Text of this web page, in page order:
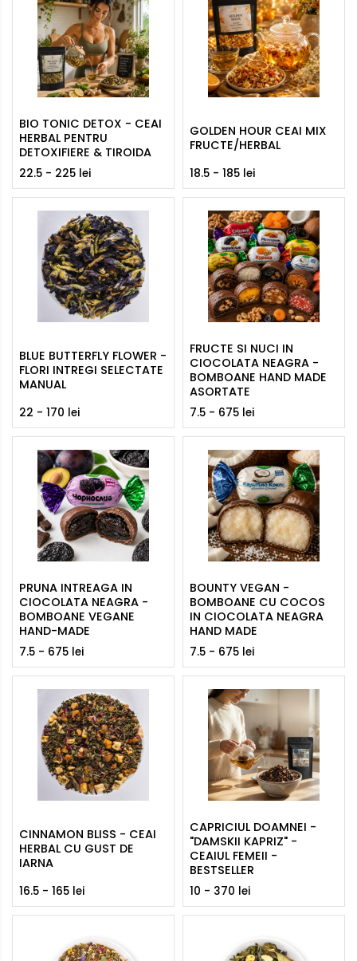
BIO TONIC DETOX - CEAI
HERBAL PENTRU
DETOXIFIERE & TIROIDA
22.5 - 225 lei
GOLDEN HOUR CEAI MIX
FRUCTE/HERBAL
18.5 - 185 lei
BLUE BUTTERFLY FLOWER -
FLORI INTREGI SELECTATE
MANUAL
22 - 170 lei
FRUCTE SI NUCI IN
CIOCOLATA NEAGRA -
BOMBOANE HAND MADE
ASORTATE
7.5 - 675 lei
PRUNA INTREAGA IN
CIOCOLATA NEAGRA -
BOMBOANE VEGANE
HAND-MADE
7.5 - 675 lei
BOUNTY VEGAN -
BOMBOANE CU COCOS
IN CIOCOLATA NEAGRA
HAND MADE
7.5 - 675 lei
CINNAMON BLISS - CEAI
HERBAL CU GUST DE
IARNA
16.5 - 165 lei
CAPRICIUL DOAMNEI -
"DAMSKII KAPRIZ" -
CEAIUL FEMEII -
BESTSELLER
10 - 370 lei